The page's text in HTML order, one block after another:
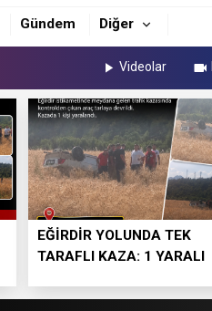
Gündem Diğer
Videolar
EĞİRDİR YOLUNDA TEK
TARAFLI KAZA: 1 YARALI